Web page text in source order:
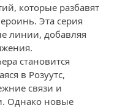
которые разбавят
Эта серия
линии, добавляя
становится
в Розуутс,
связи и
Однако новые